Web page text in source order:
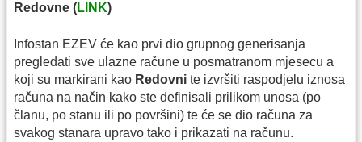
Redovne (LINK)
Infostan EZEV će kao prvi dio grupnog generisanja
pregledati sve ulazne račune u posmatranom mjesecu a
koji su markirani kao Redovni te izvršiti raspodjelu iznosa
računa na način kako ste definisali prilikom unosa (po
članu, po stanu ili po površini) te će se dio računa za
svakog stanara upravo tako i prikazati na računu.